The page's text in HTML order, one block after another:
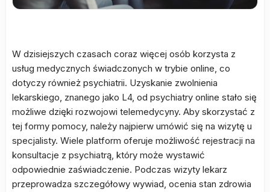
W dzisiejszych czasach coraz więcej osób korzysta z
usług medycznych świadczonych w trybie online, co
dotyczy również psychiatrii. Uzyskanie zwolnienia
lekarskiego, znanego jako L4, od psychiatry online stało się
możliwe dzięki rozwojowi telemedycyny. Aby skorzystać z
tej formy pomocy, należy najpierw umówić się na wizytę u
specjalisty. Wiele platform oferuje możliwość rejestracji na
konsultacje z psychiatrą, który może wystawić
odpowiednie zaświadczenie. Podczas wizyty lekarz
przeprowadza szczegółowy wywiad, ocenia stan zdrowia